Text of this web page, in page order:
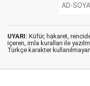
UYARI: Küfür, hakaret,
içeren, imla kuralları ile
Türkçe karakter